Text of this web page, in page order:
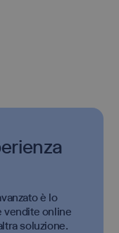
è lo
vendite online
soluzione.